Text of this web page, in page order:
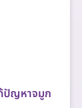
ปัญหาจมูก